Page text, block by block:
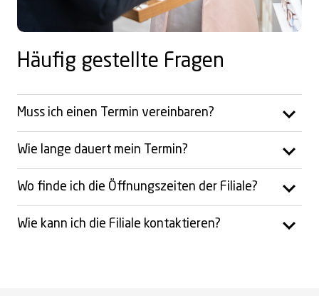
Häufig gestellte Fragen
Muss ich einen Termin vereinbaren?
Wie lange dauert mein Termin?
Wo finde ich die Öffnungszeiten der Filiale?
Wie kann ich die Filiale kontaktieren?